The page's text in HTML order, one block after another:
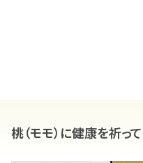
桃（モモ）に健康を祈って